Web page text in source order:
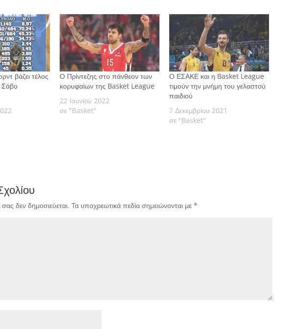
βάζει τέλος
Σάβο
Ο Πρίντεζης στο πάνθεον των
κορυφαίων της Basket League
22 Ιουνίου 2022
σε "Basket"
Ο ΕΣΑΚΕ και η Basket League
τιμούν την μνήμη του γελαστού
παιδιού
7 Δεκεμβρίου 2021
σε "Basket"
δεν δημοσιεύεται. Τα υποχρεωτικά πεδία σημειώνονται με *